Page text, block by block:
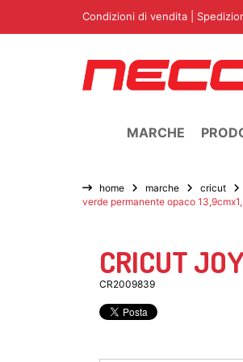
Condizioni di vendita |
MARCHE
home marche cricut
verde permanente opaco
CRICUT
CR2009839